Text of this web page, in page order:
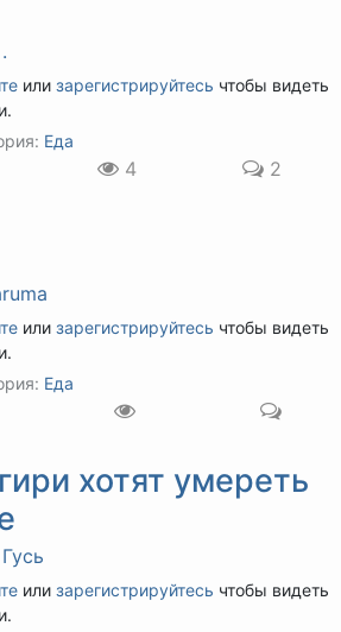
или зарегистрируйтесь чтобы видеть
Еда
4 2
или зарегистрируйтесь чтобы видеть
Еда
хотят умереть
или зарегистрируйтесь чтобы видеть